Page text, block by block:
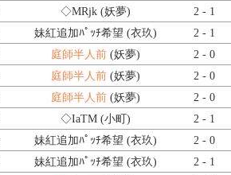
◇MRjk(妖夢) 2 - 1
妹紅追加ﾊﾟｯﾁ希望 (衣玖) 2 - 1
庭師半人前(妖夢) 2 - 0
庭師半人前(妖夢) 2 - 0
庭師半人前(妖夢) 2 - 0
◇IaTM(小町) 2 - 1
妹紅追加ﾊﾟｯﾁ希望 (衣玖) 2 - 0
妹紅追加ﾊﾟｯﾁ希望 (衣玖) 2 - 1